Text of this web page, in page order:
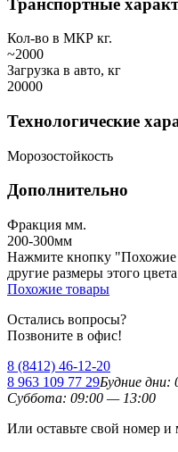
Кол-во в МКР кг.
~2000
Загрузка в авто, кг
20000
Технологические
Морозостойкость
Дополнительно
Фракция мм.
200-300мм
Нажмите кнопку "Похожие
другие размеры этого цвета
Похожие товары
Остались вопросы?
Позвоните в офис!
8 (8412) 46-12-20
8 963 109 77 29Будние
Суббота: 09:00 — 13:00
Или оставьте свой номер